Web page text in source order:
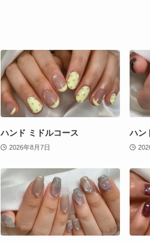
ハンド ミドルコース
2026年8月7日
ハン